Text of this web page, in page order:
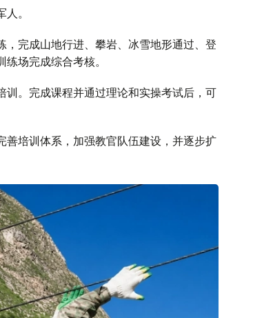
人。
练场完成综合考核。